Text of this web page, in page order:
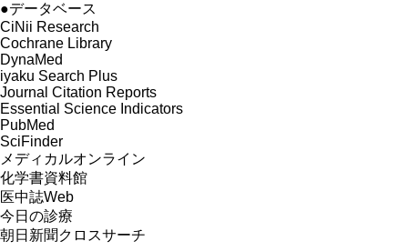
●データベース
CiNii Research
Cochrane Library
DynaMed
iyaku Search Plus
Journal Citation Reports
Essential Science Indicators
PubMed
SciFinder
メディカルオンライン
化学書資料館
医中誌Web
今日の診療
朝日新聞クロスサーチ